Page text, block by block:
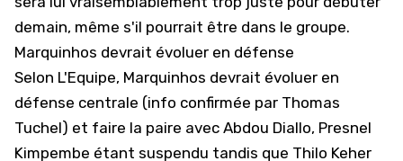
demain, même s'il pourrait être dans le groupe.
Marquinhos devrait évoluer en défense
Selon L'Equipe, Marquinhos devrait évoluer en
défense centrale (info confirmée par Thomas
Tuchel) et faire la paire avec Abdou Diallo, Presnel
Kimpembe étant suspendu tandis que Thilo Keher